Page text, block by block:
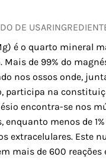
DE USAR
é o quarto mineral
Mais de 99% do
nos ossos onde,
participa na
encontra-se nos
enquanto menos de
extracelulares. Este
mais de 600 reações